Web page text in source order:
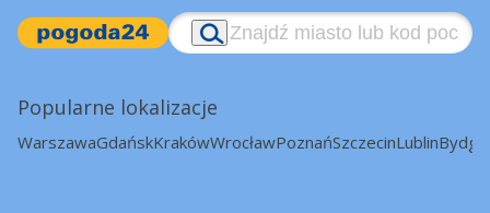
Popularne lokalizacje
WarszawaGdańskKrakówWrocławPoznańSzczecinLublin